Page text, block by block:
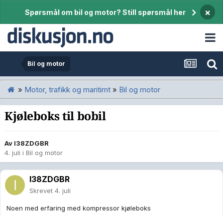
Spørsmål om bil og motor? Still spørsmål her ×
Bil og motor
» Motor, trafikk og maritimt » Bil og motor
Kjøleboks til bobil
Av I38ZDGBR
4. juli i Bil og motor
I38ZDGBR
Skrevet 4. juli
Noen med erfaring med kompressor kjøleboks